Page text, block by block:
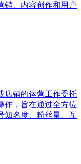
销、内容创作和用户
店铺的运营工作委托
作，旨在通过全方位
知名度、粉丝量、互